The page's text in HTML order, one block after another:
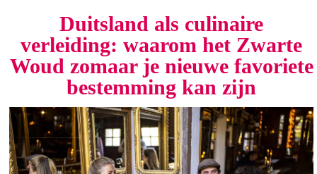
Duitsland als culinaire
verleiding: waarom het Zwarte
Woud zomaar je nieuwe favoriete
bestemming kan zijn